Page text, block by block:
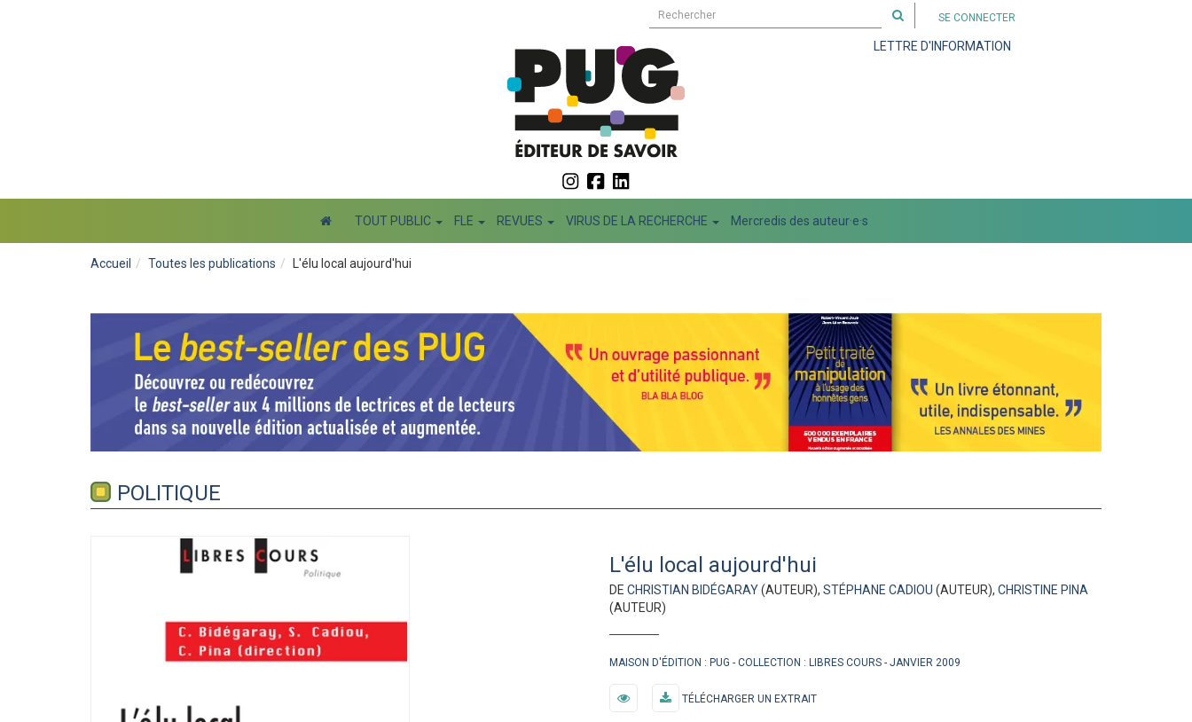
Rechercher
sur
le
SE CONNECTER
LETTRE D'INFORMATION
TOUT PUBLIC FLE REVUES VIRUS DE LA RECHERCHE Mercredis des auteur·e·s
Accueil Toutes les publications L'élu local aujourd'hui
POLITIQUE
L'élu local aujourd'hui
DE CHRISTIAN BIDÉGARAY(AUTEUR), STÉPHANE CADIOU (AUTEUR), CHRISTINE PINA
(AUTEUR)
MAISON D'ÉDITION : PUG COLLECTION : LIBRES COURS JANVIER 2009
TÉLÉCHARGER UN EXTRAIT